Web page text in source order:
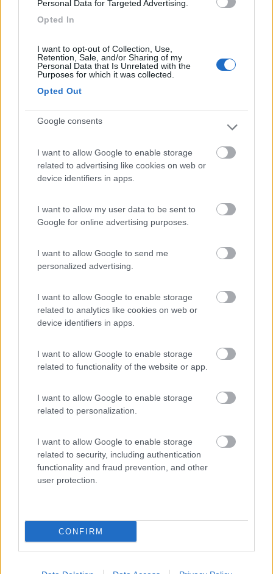
Personal Data for Targeted Advertising.
Opted In
I want to opt-out of Collection, Use,
Retention, Sale, and/or Sharing of my
Personal Data that Is Unrelated with the
Purposes for which it was collected.
Opted Out
Google consents
I want to allow Google to enable storage
related to advertising like cookies on web or
device identifiers in apps.
I want to allow my user data to be sent to
Google for online advertising purposes.
I want to allow Google to send me
personalized advertising.
I want to allow Google to enable storage
related to analytics like cookies on web or
device identifiers in apps.
I want to allow Google to enable storage
related to functionality of the website or app.
I want to allow Google to enable storage
related to personalization.
I want to allow Google to enable storage
related to security, including authentication
functionality and fraud prevention, and other
user protection.
CONFIRM
resistenza non abbia un valore fisso perché l'insolazione può
stufa sia uguale alla resistenza interna del pannello che varia
continuamente al variare del sole.
MPPT significa "Tracciamento del punto di massima potenza"
succhiare più energia possibile dal pannello solare
ricalcolato continuamente.
Con questo lavoraccio (...) spremo il pannello solare al 99%
eccellente il carico applicato.
Ma è un carico fittizzio... noi non preleviamo energia per
scaldare una banale resistenza ma per alimentare un
questa energia nella corrente e nella tensione adatta alla
batteria in quel momento.
Quindi con un regolatore di tipo MPPT:
1) Posso attaccare il pannello solare che mi pare (tensione
2) Posso ricaricare una batteria a 12 volt o a 24 volt
indipendentemente dal pannello che ci collego (correte
la potenza massima del pannello indipendentemente dalla sua
tensione)
3) Il 97% dell'energia del pannello finisce nella batteria senza
sprechi.
Scusate la lungaggine...
Marco
http://www.m48.it